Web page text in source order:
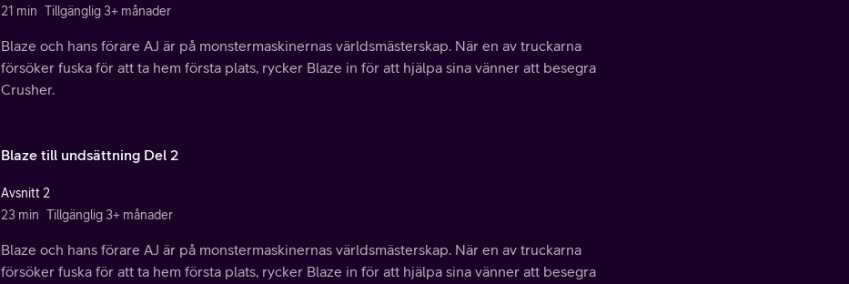
21 min Tillgänglig 3+ månader
Blaze och hans förare AJ är på monstermaskinernas världsmästerskap. När en av truckarna
försöker fuska för att ta hem första plats, rycker Blaze in för att hjälpa sina vänner att besegra
Crusher.
Blaze till undsättning Del 2
Avsnitt 2
23 min Tillgänglig 3+ månader
Blaze och hans förare AJ är på monstermaskinernas världsmästerskap. När en av truckarna
försöker fuska för att ta hem första plats, rycker Blaze in för att hjälpa sina vänner att besegra